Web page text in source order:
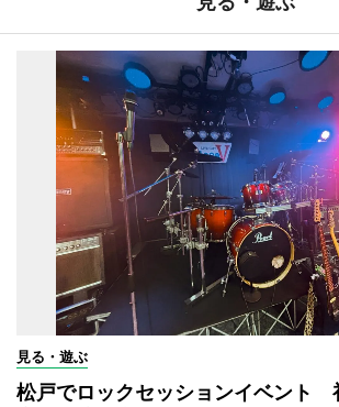
見る・遊ぶ
松戸でロックセッションイベント